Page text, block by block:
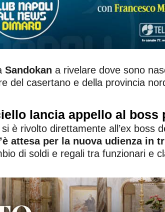
Sandokan a rivelare dove sono
del casertano e della provincia
lancia appello al
è rivolto direttamente all’ex boss
attesa per la nuova udienza in
di soldi e regali tra funzionari e